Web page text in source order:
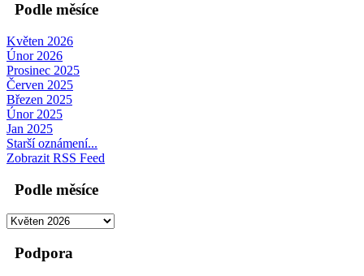
Podle měsíce
Květen 2026
Únor 2026
Prosinec 2025
Červen 2025
Březen 2025
Únor 2025
Jan 2025
Starší oznámení...
Zobrazit RSS Feed
Podle měsíce
Podpora